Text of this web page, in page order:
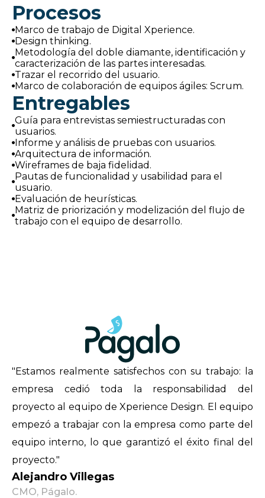
Procesos
Marco de trabajo de Digital Xperience.
Design thinking.
Metodología del doble diamante, identificación y
caracterización de las partes interesadas.
Trazar el recorrido del usuario.
Marco de colaboración de equipos ágiles: Scrum.
Entregables
Guía para entrevistas semiestructuradas con
usuarios.
Informe y análisis de pruebas con usuarios.
Arquitectura de información.
Wireframes de baja fidelidad.
Pautas de funcionalidad y usabilidad para el
usuario.
Evaluación de heurísticas.
Matriz de priorización y modelización del flujo de
trabajo con el equipo de desarrollo.
"Estamos realmente satisfechos con su trabajo: la
empresa cedió toda la responsabilidad del
proyecto al equipo de Xperience Design. El equipo
empezó a trabajar con la empresa como parte del
equipo interno, lo que garantizó el éxito final del
proyecto."
Alejandro Villegas
CMO, Págalo.